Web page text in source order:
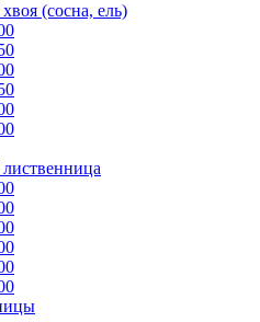
(сосна, ель)